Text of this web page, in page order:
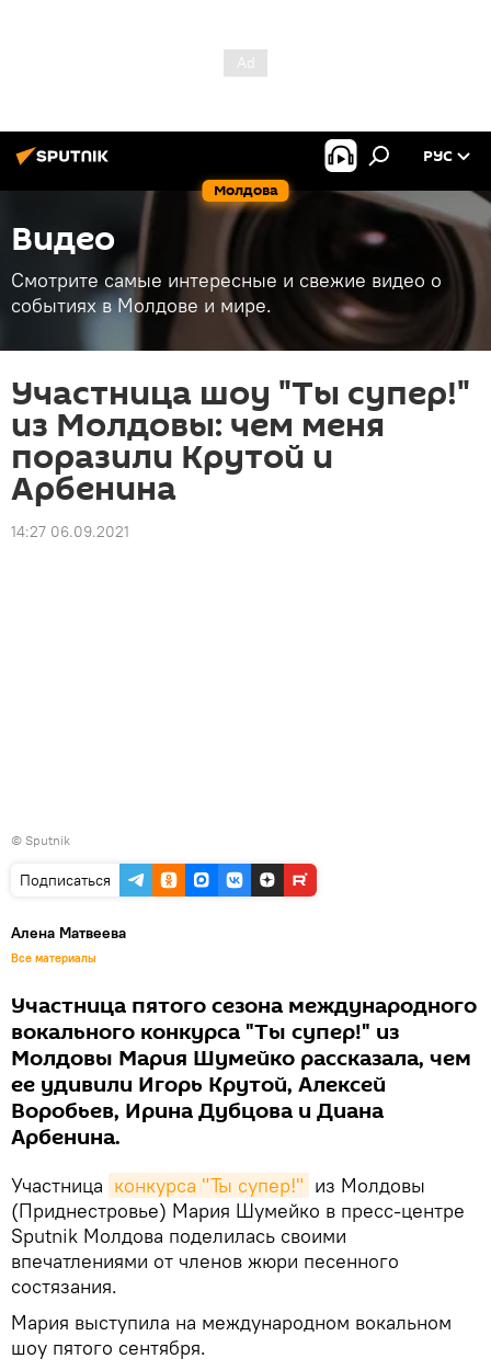
Молдова
РУС
Видео
Смотрите самые интересные и свежие видео о
событиях в Молдове и мире.
Участница шоу "Ты супер!"
из Молдовы: чем меня
поразили Крутой и
Арбенина
14:27 06.09.2021
© Sputnik
Подписаться
Алена Матвеева
Все материалы
Участница пятого сезона международного
вокального конкурса "Ты супер!" из
Молдовы Мария Шумейко рассказала, чем
ее удивили Игорь Крутой, Алексей
Воробьев, Ирина Дубцова и Диана
Арбенина.
Участница конкурса "Ты супер!" из Молдовы
(Приднестровье) Мария Шумейко в пресс-центре
Sputnik Молдова поделилась своими
впечатлениями от членов жюри песенного
состязания.
Мария выступила на международном вокальном
шоу пятого сентября.